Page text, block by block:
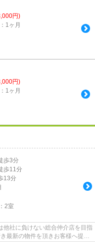
円)
1ヶ月
円)
1ヶ月
歩3分
歩11分
13分
2室
他社に負けない総合仲介店を目指
最新の物件を頂きお客様へ提供